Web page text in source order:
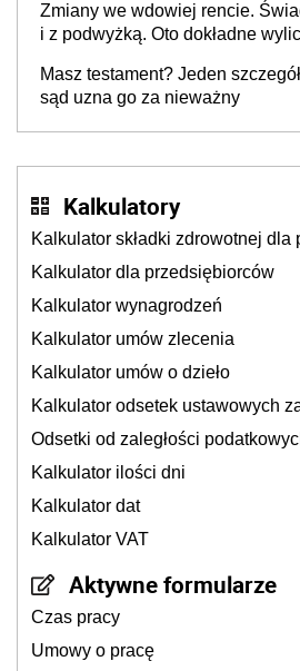
Zmiany we wdowiej rencie.
i z podwyżką. Oto dokładne
Masz testament? Jeden
sąd uzna go za nieważny
Kalkulatory
Kalkulator składki zdrowotnej dla
Kalkulator dla przedsiębiorców
Kalkulator wynagrodzeń
Kalkulator umów zlecenia
Kalkulator umów o dzieło
Kalkulator odsetek ustawowych
Odsetki od zaległości
Kalkulator ilości dni
Kalkulator dat
Kalkulator VAT
Aktywne formularze
Czas pracy
Umowy o pracę